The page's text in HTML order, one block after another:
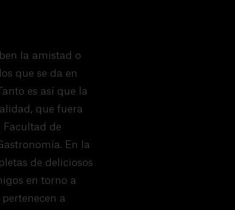
la amistad o
que se da en
es así que la
que fuera
Facultad de
En la
de deliciosos
en torno a
a